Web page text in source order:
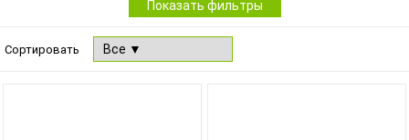
Показать фильтры
Сортировать